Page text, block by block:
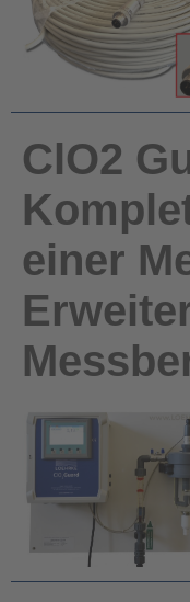
ClO2
einer